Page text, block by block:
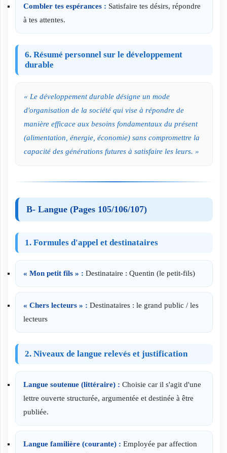
Combler tes espérances : Satisfaire tes désirs, répondre
à tes attentes.
6. Résumé personnel sur le développement
durable
« Le développement durable désigne un mode
d'organisation de la société qui vise à répondre de
manière efficace aux besoins fondamentaux du présent
(alimentation, énergie, économie) sans compromettre la
capacité des générations futures à satisfaire les leurs. »
B- Langue (Pages 105/106/107)
1. Formules d'appel et destinataires
« Mon petit fils » : Destinataire : Quentin (le petit-fils)
« Chers lecteurs » : Destinataires : le grand public / les
lecteurs
2. Niveaux de langue relevés et justification
Langue soutenue (littéraire) : Choisie car il s'agit d'une
lettre ouverte structurée, argumentée et destinée à être
publiée.
Langue familière (courante) : Employée par affection